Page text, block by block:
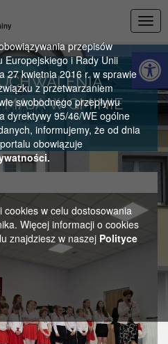
przepisów
Europejskiego i Rady Unii
27 kwietnia 2016 r. w sprawie
z przetwarzaniem
swobodnego przepływu
dyrektywy 95/46/WE ogólne
informujemy, że od dnia
obowiązuje
cookies w celu dostosowania
Więcej informacji o cookies
znajdziesz w naszej Polityce
W GMINIE